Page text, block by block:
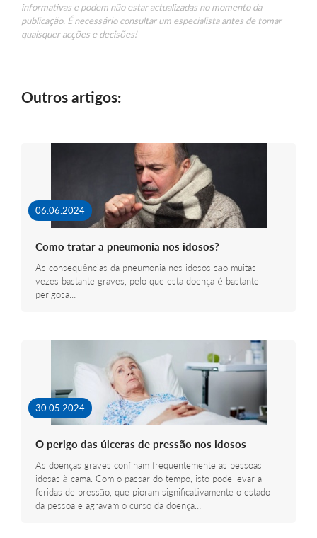
informativas e podem não estar actualizadas no momento da
publicação. É necessário consultar um especialista antes de tomar
quaisquer acções e decisões!
Outros artigos:
06.06.2024
Como tratar a pneumonia nos idosos?
As consequências da pneumonia nos idosos são muitas
vezes bastante graves, pelo que esta doença é bastante
perigosa…
30.05.2024
O perigo das úlceras de pressão nos idosos
As doenças graves confinam frequentemente as pessoas
idosas à cama. Com o passar do tempo, isto pode levar a
feridas de pressão, que pioram significativamente o estado
da pessoa e agravam o curso da doença…